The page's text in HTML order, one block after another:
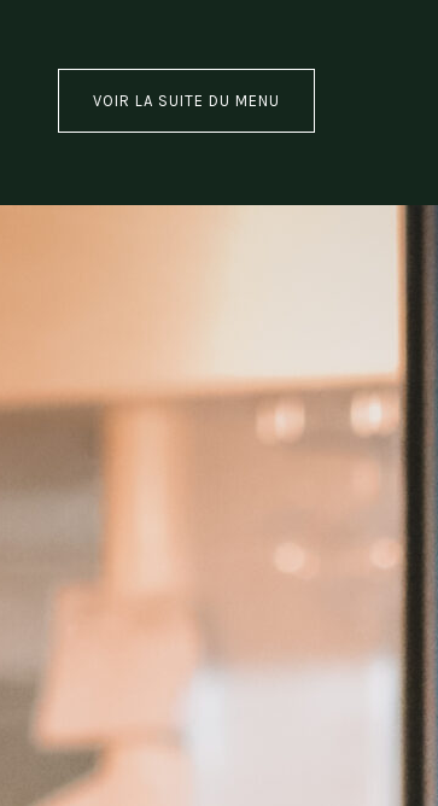
VOIR LA SUITE DU MENU